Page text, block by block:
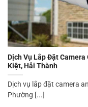
Dịch Vụ Lắp Đặt
Kiệt, Hải Thành
Dịch vụ lắp đặt camera
Phường [...]